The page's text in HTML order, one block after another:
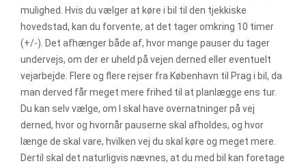
mulighed. Hvis du vælger at køre i bil til den tjekkiske
hovedstad, kan du forvente, at det tager omkring 10 timer
(+/-). Det afhænger både af, hvor mange pauser du tager
undervejs, om der er uheld på vejen derned eller eventuelt
vejarbejde. Flere og flere rejser fra København til Prag i bil, da
man derved får meget mere frihed til at planlægge ens tur.
Du kan selv vælge, om I skal have overnatninger på vej
derned, hvor og hvornår pauserne skal afholdes, og hvor
længe de skal vare, hvilken vej du skal køre og meget mere.
Dertil skal det naturligvis nævnes, at du med bil kan foretage